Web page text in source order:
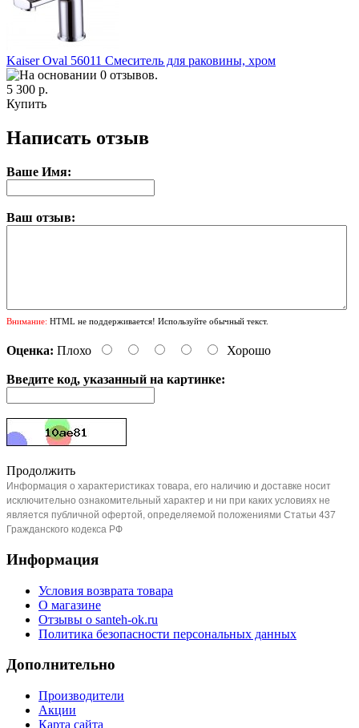
Kaiser Oval 56011 Смеситель для раковины, хром
5 300 р.
Купить
Написать отзыв
Ваше Имя:
Ваш отзыв:
Внимание: HTML не поддерживается! Используйте обычный текст.
Оценка: Плохо Хорошо
Введите код, указанный на картинке:
Продолжить
Информация о характеристиках товара, его наличию и доставке носит
исключительно ознакомительный характер и ни при каких условиях не
является публичной офертой, определяемой положениями Статьи 437
Гражданского кодекса РФ
Информация
Условия возврата товара
О магазине
Отзывы о santeh-ok.ru
Политика безопасности персональных данных
Дополнительно
Производители
Акции
Карта сайта